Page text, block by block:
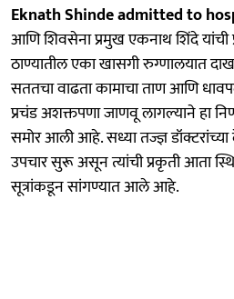
Eknath Shinde admitted to
आणि शिवसेना प्रमुख एकनाथ शिंदे यांची
ठाण्यातील एका खासगी रुग्णालयात
सततचा वाढता कामाचा ताण आणि
प्रचंड अशक्तपणा जाणवू लागल्याने हा
समोर आली आहे. सध्या तज्ज्ञ
उपचार सुरू असून त्यांची प्रकृती आता
सूत्रांकडून सांगण्यात आले आहे.